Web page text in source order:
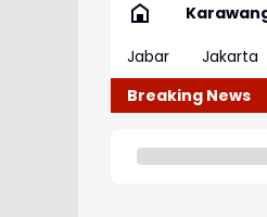
Jabar
Jakarta
Breaking News
Diduga Tebang 10 Pohon Tanpa